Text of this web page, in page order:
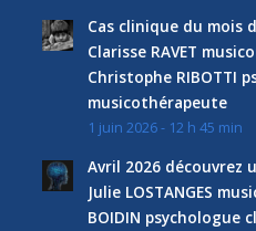
Cas clinique du mois
Clarisse RAVET
Christophe RIBOTTI
musicothérapeute
1 juin 2026 - 12 h 45 min
Avril 2026 découvrez
Julie LOSTANGES
BOIDIN psychologue